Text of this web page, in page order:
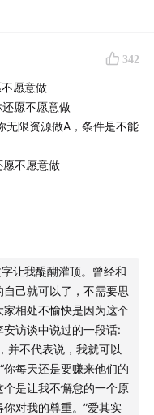
由与探寻真理的媒体
来科技对人类社会的
义与市场经济不可避
值、并窃取了大众时
342
愿意做
愿不愿意做
无限资源做A，条件是不能
不愿意做
这才是更重要的
不是一个艺术/技术问题，
完美的人，一切问题就都
种想法会让生活越走越
让我醍醐灌顶。曾经和
己就可以了，不需要思
相处不愉快是因为这个
访谈中说过的一段话:
并不代表说，我就可以
你每天还是要赚来他们的
是让我不懈怠的一个原
对我的尊重。”爱其实